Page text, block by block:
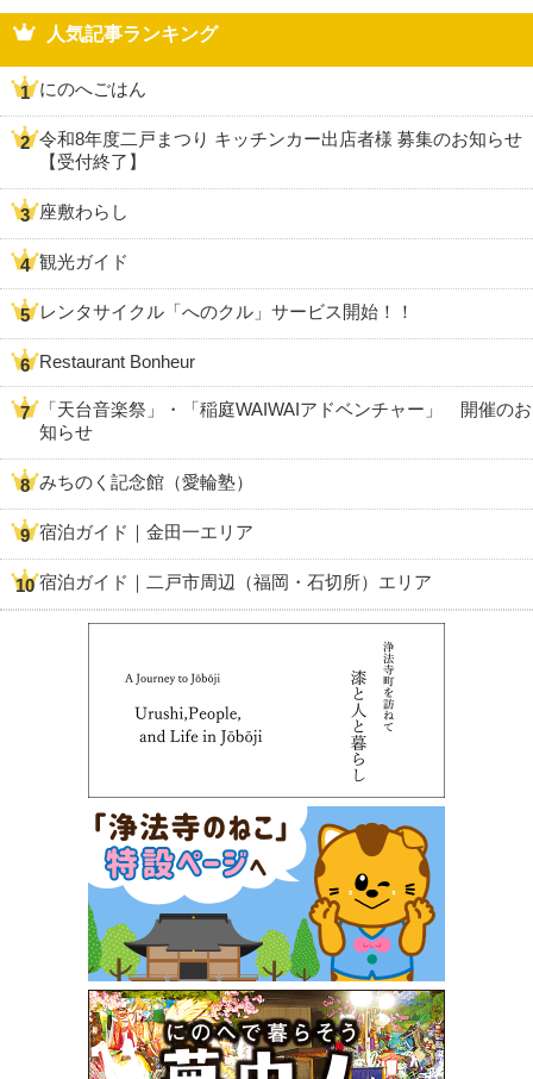
人気記事ランキング
にのへごはん
令和8年度二戸まつり キッチンカー出店者様 募集のお知らせ
【受付終了】
座敷わらし
観光ガイド
レンタサイクル「へのクル」サービス開始！！
Restaurant Bonheur
「天台音楽祭」・「稲庭WAIWAIアドベンチャー」 開催のお
知らせ
みちのく記念館（愛輪塾）
宿泊ガイド｜金田一エリア
宿泊ガイド｜二戸市周辺（福岡・石切所）エリア